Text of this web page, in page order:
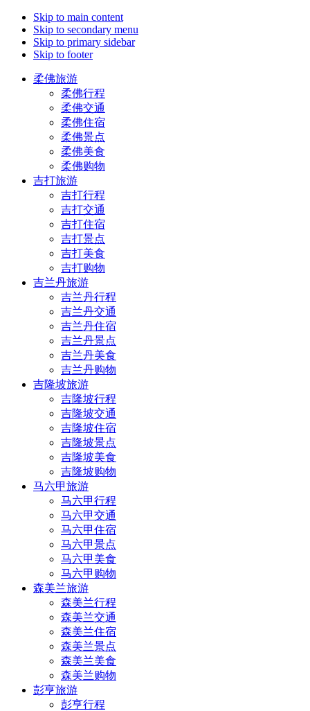
Skip to main content
Skip to secondary menu
Skip to primary sidebar
Skip to footer
柔佛旅游
柔佛行程
柔佛交通
柔佛住宿
柔佛景点
柔佛美食
柔佛购物
吉打旅游
吉打行程
吉打交通
吉打住宿
吉打景点
吉打美食
吉打购物
吉兰丹旅游
吉兰丹行程
吉兰丹交通
吉兰丹住宿
吉兰丹景点
吉兰丹美食
吉兰丹购物
吉隆坡旅游
吉隆坡行程
吉隆坡交通
吉隆坡住宿
吉隆坡景点
吉隆坡美食
吉隆坡购物
马六甲旅游
马六甲行程
马六甲交通
马六甲住宿
马六甲景点
马六甲美食
马六甲购物
森美兰旅游
森美兰行程
森美兰交通
森美兰住宿
森美兰景点
森美兰美食
森美兰购物
彭亨旅游
彭亨行程